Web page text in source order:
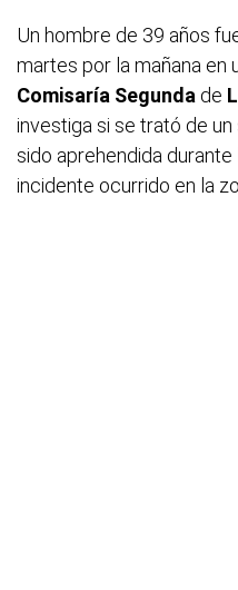
Un hombre de 39 años
martes por la mañana en
Comisaría Segunda de
investiga si se trató de
sido aprehendida
incidente ocurrido en la